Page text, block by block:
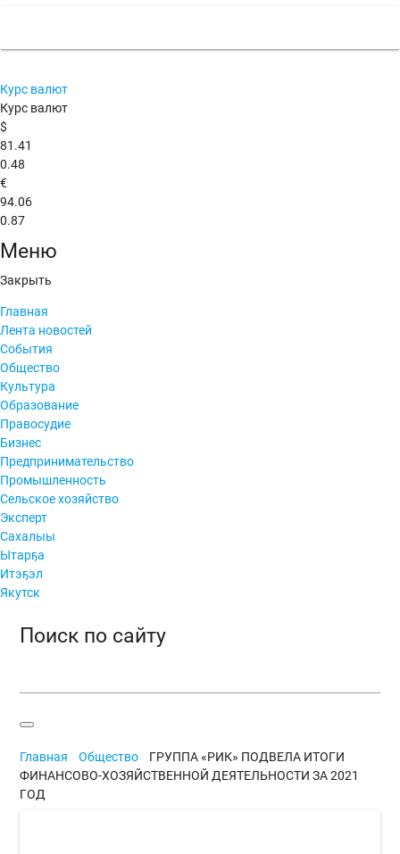
Курс валют
Курс валют
$
81.41
0.48
€
94.06
0.87
Меню
Закрыть
Главная
Лента новостей
События
Общество
Культура
Образование
Правосудие
Бизнес
Предпринимательство
Промышленность
Сельское хозяйство
Эксперт
Сахалыы
Ытарҕа
Итэҕэл
Якутск
Поиск по сайту
Главная Общество
ГРУППА «РИК» ПОДВЕЛА ИТОГИ
ФИНАНСОВО-ХОЗЯЙСТВЕННОЙ ДЕЯТЕЛЬНОСТИ ЗА 2021
ГОД